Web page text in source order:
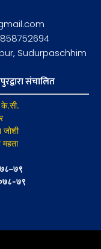
Sudurpaschhim
संचालित
जोशी
०७८-७९